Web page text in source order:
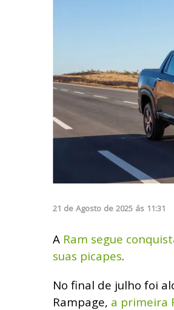
21 de Agosto de 2025 ás 11:31
A Ram segue
suas picapes.
No final de julho foi
Rampage, a primeira